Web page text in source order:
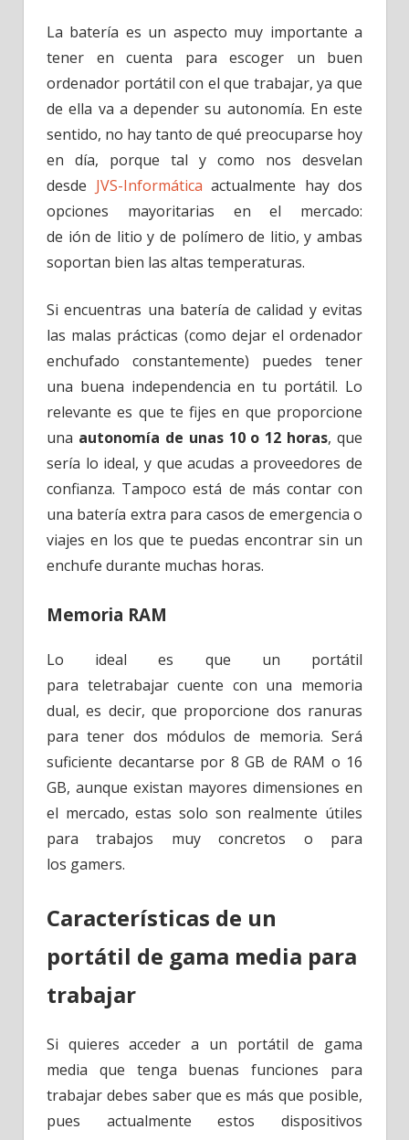
La batería es un aspecto muy importante a
tener en cuenta para escoger un buen
ordenador portátil con el que trabajar, ya que
de ella va a depender su autonomía. En este
sentido, no hay tanto de qué preocuparse hoy
en día, porque tal y como nos desvelan
desde JVS-Informática actualmente hay dos
opciones mayoritarias en el mercado:
de ión de litio y de polímero de litio, y ambas
soportan bien las altas temperaturas.
Si encuentras una batería de calidad y evitas
las malas prácticas (como dejar el ordenador
enchufado constantemente) puedes tener
una buena independencia en tu portátil. Lo
relevante es que te fijes en que proporcione
una autonomía de unas 10 o 12 horas, que
sería lo ideal, y que acudas a proveedores de
confianza. Tampoco está de más contar con
una batería extra para casos de emergencia o
viajes en los que te puedas encontrar sin un
enchufe durante muchas horas.
Memoria RAM
Lo ideal es que un portátil
para teletrabajar cuente con una memoria
dual, es decir, que proporcione dos ranuras
para tener dos módulos de memoria. Será
suficiente decantarse por 8 GB de RAM o 16
GB, aunque existan mayores dimensiones en
el mercado, estas solo son realmente útiles
para trabajos muy concretos o para
los gamers.
Características de un
portátil de gama media para
trabajar
Si quieres acceder a un portátil de gama
media que tenga buenas funciones para
trabajar debes saber que es más que posible,
pues actualmente estos dispositivos